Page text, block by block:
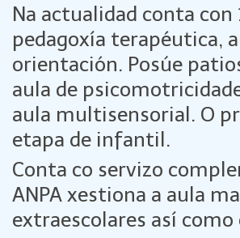
Na actualidad conta
pedagoxía terapéutica,
orientación. Posúe
aula de
aula multisensorial. O
etapa de infantil.
Conta co servizo
ANPA xestiona a aula
extraescolares así